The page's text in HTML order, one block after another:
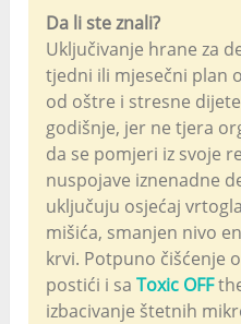
Da li ste znali?
Uključivanje hrane za
tjedni ili mjesečni plan
od oštre i stresne
godišnje, jer ne tjera
da se pomjeri iz svoje
nuspojave iznenadne
uključuju osjećaj
mišića, smanjen nivo
krvi. Potpuno čišćenje
postići i saToxic OFF
izbacivanje štetnih